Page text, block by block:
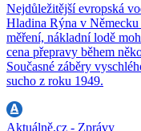
Nejdůležitější evropská
Hladina Rýna v
měření, nákladní lodě
cena přepravy během
Současné záběry
sucho z roku 1949.
Aktuálně.cz - Zprávy